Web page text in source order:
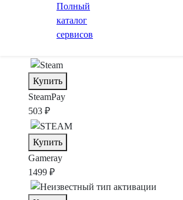
Полный
каталог
сервисов
Купить
GabeStore
Купить
SteamPay
503 ₽
Купить
Gameray
1499 ₽